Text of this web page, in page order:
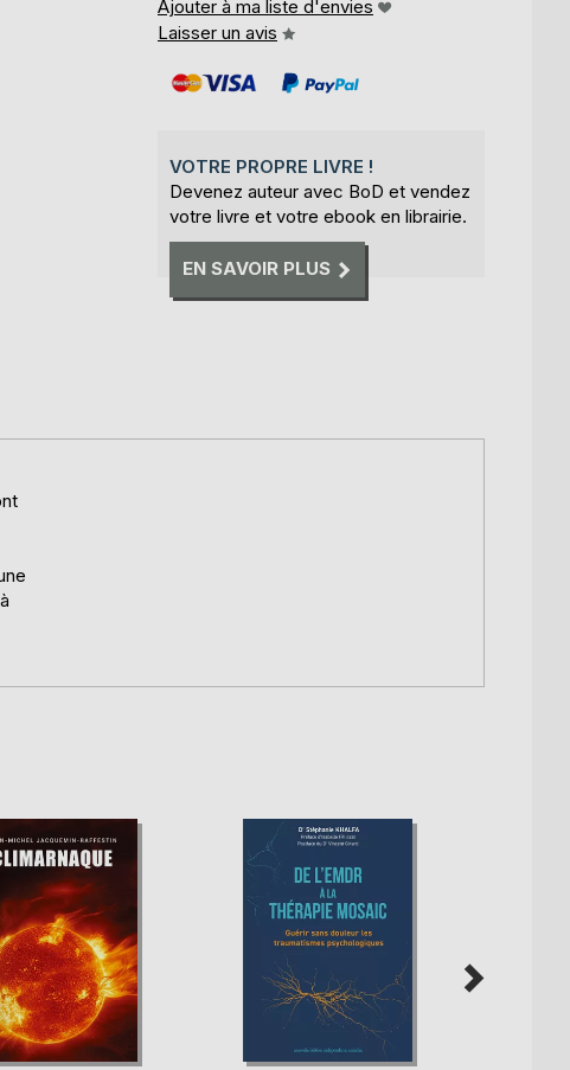
Ajouter à ma liste d'envies
Laisser un avis
VOTRE PROPRE LIVRE !
Devenez auteur avec BoD et vendez
votre livre et votre ebook en librairie.
EN SAVOIR PLUS